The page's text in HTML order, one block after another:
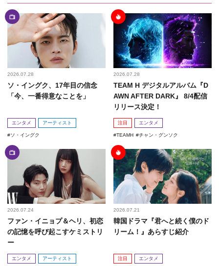
2026.07.28
ソ・イングク、17年目の信念
「今、一番得意なことを」
エンタメ アーティスト
ソ・イングク
2026.07.28
TEAM H デジタルアルバム『D
AWN AFTER DARK』 8/4配信
リリース決定！
注目 エンタメ
TEAMH チャン・グンソク
2026.07.24
ファン・イニョプ＆ヘリ、初恋
の記憶を呼び起こすケミストリ
ー
エンタメ アーティスト
2026.07.21
韓国ドラマ『君へと続く僕のド
リーム！』あらすじ紹介
注目 エンタメ